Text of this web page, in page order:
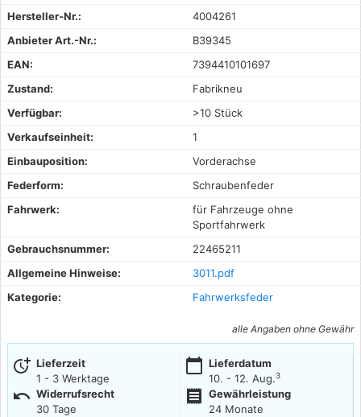
Hersteller-Nr.:
4004261
Anbieter Art.-Nr.:
B39345
EAN:
7394410101697
Zustand:
Fabrikneu
Verfügbar:
>10 Stück
Verkaufseinheit:
1
Einbauposition:
Vorderachse
Federform:
Schraubenfeder
Fahrwerk:
für Fahrzeuge ohne
Sportfahrwerk
Gebrauchsnummer:
22465211
Allgemeine Hinweise:
3011.pdf
Kategorie:
Fahrwerksfeder
alle Angaben ohne Gewähr
more_time Lieferzeit
1 - 3 Werktage
calendar_today Lieferdatum
10. - 12. Aug.3
undo Widerrufsrecht
30 Tage
receipt
Gewährleistung
24 Monate